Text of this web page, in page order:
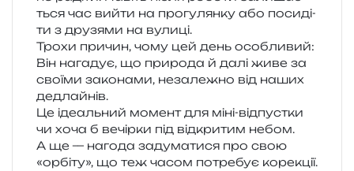
ться час вийти на про­гу­лян­ку або поси­ді­
ти з дру­зя­ми на вулиці.
Трохи при­чин, чому цей день особливий:
Він нага­дує, що при­ро­да й далі живе за
сво­ї­ми зако­на­ми, неза­ле­жно від наших
дедлайнів.
Це іде­аль­ний момент для міні-від­пус­тки
чи хоча б вечір­ки під від­кри­тим небом.
А ще — наго­да заду­ма­ти­ся про свою
«орбі­ту», що теж часом потре­бує корекції.